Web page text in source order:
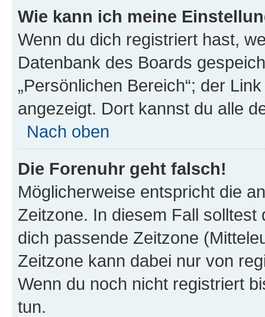
Wie kann ich meine
Wenn du dich registriert hast,
Datenbank des Boards
„Persönlichen Bereich“; der
angezeigt. Dort kannst du alle
Nach oben
Die Forenuhr geht falsch!
Möglicherweise entspricht die
Zeitzone. In diesem Fall solltest
dich passende Zeitzone
Zeitzone kann dabei nur von
Wenn du noch nicht registriert
tun.